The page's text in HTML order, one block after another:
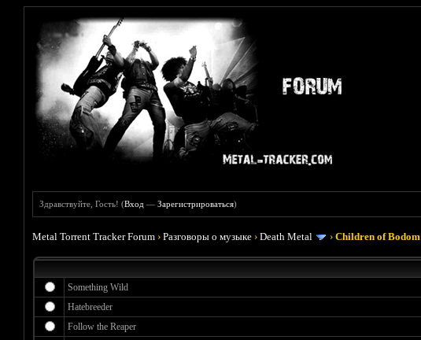
Здравствуйте, Гость! (Вход —Зарегистрироваться)
Metal Torrent Tracker Forum ›Разговоры о музыке ›Death Metal ›Children of Bodom
Something Wild
Hatebreeder
Follow the Reaper